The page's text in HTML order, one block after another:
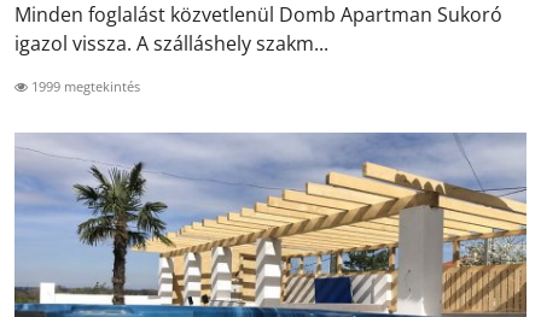
Minden foglalást közvetlenül Domb Apartman Sukoró
igazol vissza. A szálláshely szakm...
1999 megtekintés